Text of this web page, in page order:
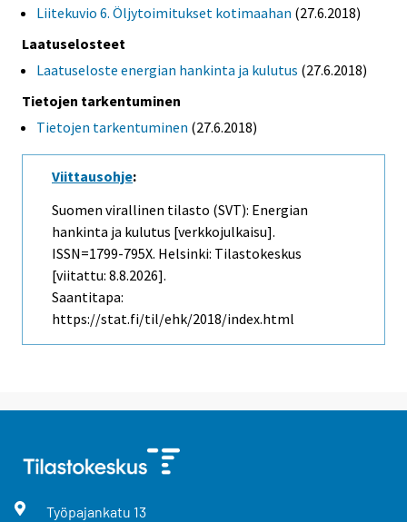
Liitekuvio 6. Öljytoimitukset kotimaahan (27.6.2018)
Laatuselosteet
Laatuseloste energian hankinta ja kulutus (27.6.2018)
Tietojen tarkentuminen
Tietojen tarkentuminen (27.6.2018)
Viittausohje:
Suomen virallinen tilasto (SVT): Energian
hankinta ja kulutus [verkkojulkaisu].
ISSN=1799-795X. Helsinki: Tilastokeskus
[viitattu: 8.8.2026].
Saantitapa:
https://stat.fi/til/ehk/2018/index.html
Työpajankatu 13